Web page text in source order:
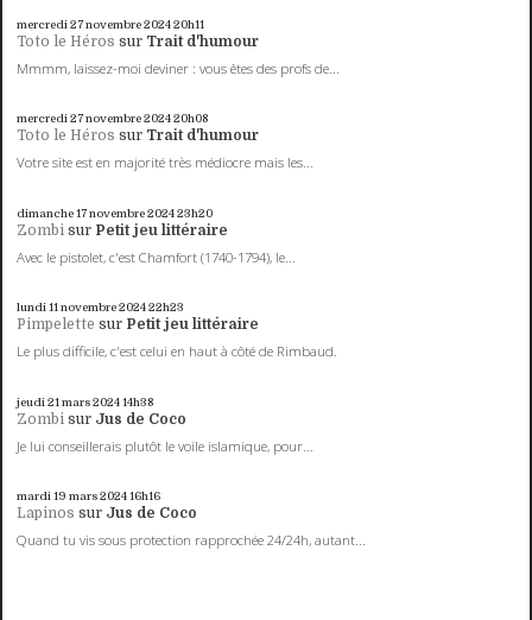
mercredi 27novembre 202420h11
Toto le Héros sur Trait d'humour
Mmmm, laissez-moi deviner : vous êtes des profs de...
mercredi 27novembre 202420h08
Toto le Héros sur Trait d'humour
Votre site est en majorité très médiocre mais les...
dimanche 17novembre 202423h20
Zombi sur Petit jeu littéraire
Avec le pistolet, c'est Chamfort (1740-1794), le...
lundi 11novembre 202422h23
Pimpelette sur Petit jeu littéraire
Le plus difficile, c'est celui en haut à côté de Rimbaud.
jeudi 21 mars 202414h38
Zombi sur Jus de Coco
Je lui conseillerais plutôt le voile islamique, pour...
mardi 19 mars 202416h16
Lapinos sur Jus de Coco
Quand tu vis sous protection rapprochée 24/24h, autant...